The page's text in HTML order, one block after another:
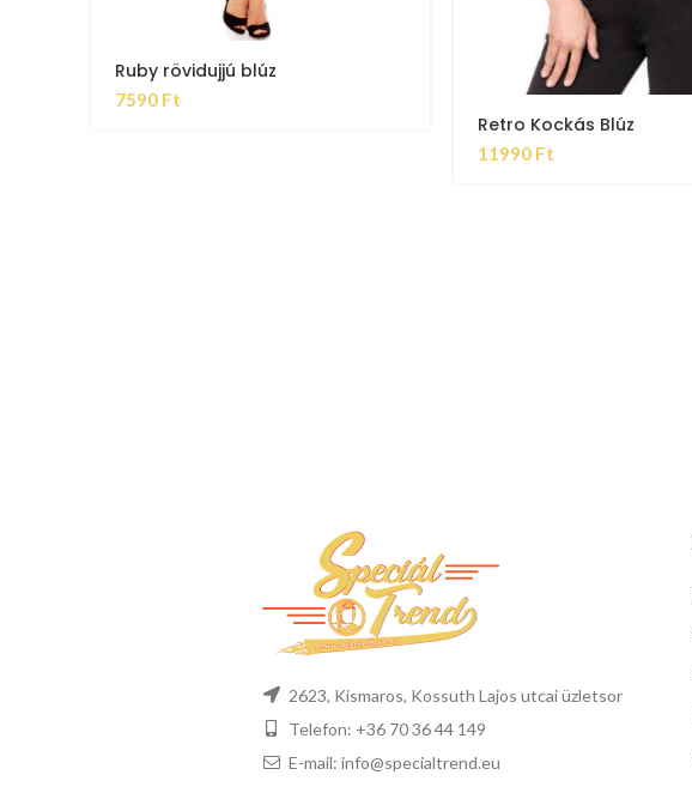
Ruby rövidujjú blúz
7590 Ft
Retro Kockás Blúz
11990 Ft
2623, Kismaros, Kossuth Lajos utcai üzletsor
Telefon: +36 70 36 44 149
E-mail: info@specialtrend.eu